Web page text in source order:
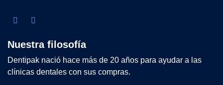
Nuestra filosofía
Dentipak nació hace más de 20 años para ayudar a las
clínicas dentales con sus compras.